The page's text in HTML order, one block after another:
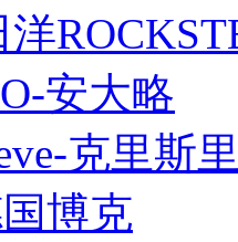
洋
安大略
克里斯
博克